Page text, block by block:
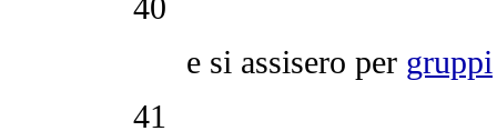
40
e si assisero per gruppi
41